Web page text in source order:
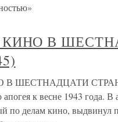
КИНО В
В ШЕСТНАДЦАТИ
апогея к весне 1943 года.
по делам кино, выдвинул